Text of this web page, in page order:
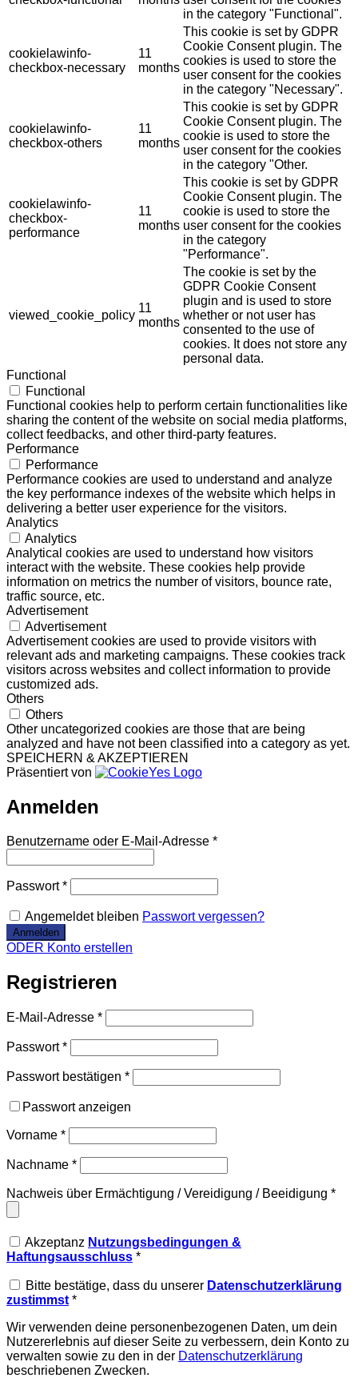
in the category "Functional".
cookielawinfo-
checkbox-necessary
11
months
This cookie is set by GDPR
Cookie Consent plugin. The
cookies is used to store the
user consent for the cookies
in the category "Necessary".
cookielawinfo-
checkbox-others
11
months
This cookie is set by GDPR
Cookie Consent plugin. The
cookie is used to store the
user consent for the cookies
in the category "Other.
cookielawinfo-
checkbox-
performance
11
months
This cookie is set by GDPR
Cookie Consent plugin. The
cookie is used to store the
user consent for the cookies
in the category
"Performance".
viewed_cookie_policy
11
months
The cookie is set by the
GDPR Cookie Consent
plugin and is used to store
whether or not user has
consented to the use of
cookies. It does not store any
personal data.
Functional
Functional
Functional cookies help to perform certain functionalities like
sharing the content of the website on social media platforms,
collect feedbacks, and other third-party features.
Performance
Performance
Performance cookies are used to understand and analyze
the key performance indexes of the website which helps in
delivering a better user experience for the visitors.
Analytics
Analytics
Analytical cookies are used to understand how visitors
interact with the website. These cookies help provide
information on metrics the number of visitors, bounce rate,
traffic source, etc.
Advertisement
Advertisement
Advertisement cookies are used to provide visitors with
relevant ads and marketing campaigns. These cookies track
visitors across websites and collect information to provide
customized ads.
Others
Others
Other uncategorized cookies are those that are being
analyzed and have not been classified into a category as yet.
SPEICHERN & AKZEPTIEREN
Präsentiert von
Anmelden
Benutzername oder E-Mail-Adresse *
Passwort*
Angemeldet bleiben Passwort vergessen?
ODER Konto erstellen
Registrieren
E-Mail-Adresse *
Passwort*
Passwort bestätigen *
Passwort anzeigen
Vorname *
Nachname *
Nachweis über Ermächtigung / Vereidigung / Beeidigung *
Akzeptanz Nutzungsbedingungen &
Haftungsausschluss *
Bitte bestätige, dass du unserer Datenschutzerklärung
zustimmst *
Wir verwenden deine personenbezogenen Daten, um dein
Nutzererlebnis auf dieser Seite zu verbessern, dein Konto zu
verwalten sowie zu den in der Datenschutzerklärung
beschriebenen Zwecken.